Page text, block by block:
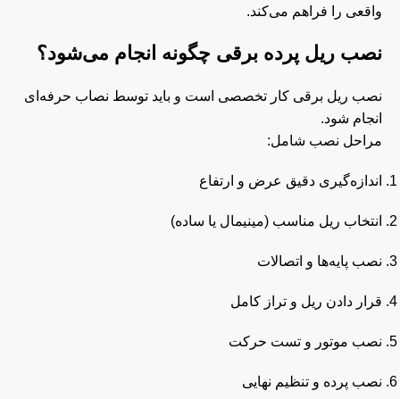
واقعی را فراهم می‌کند.
نصب ریل پرده برقی چگونه انجام می‌شود؟
نصب ریل برقی کار تخصصی است و باید توسط نصاب حرفه‌ای
انجام شود.
مراحل نصب شامل:
اندازه‌گیری دقیق عرض و ارتفاع
انتخاب ریل مناسب (مینیمال یا ساده)
نصب پایه‌ها و اتصالات
قرار دادن ریل و تراز کامل
نصب موتور و تست حرکت
نصب پرده و تنظیم نهایی